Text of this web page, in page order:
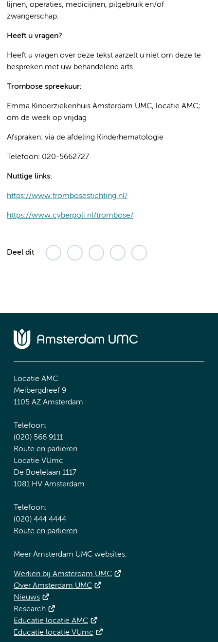
lijnen, operaties, medicijnen, pilgebruik en/of
zwangerschap.
Heeft u vragen?
Heeft u vragen over deze tekst aarzelt u niet om deze te
bespreken met uw behandelend arts.
Trombose spreekuur:
Emma Kinderziekenhuis Amsterdam UMC, locatie AMC;
om de week op vrijdag
Afspraken: via de afdeling Kinderhematologie
Telefoon: 020-5662727
Nuttige links:
https://www.trombosestichting.nl/
https://www.cyberpoli.nl/trombose/
Deel dit
Locatie AMC
Meibergdreef 9
1105 AZ Amsterdam
Telefoon:
(020) 566 9111
Route en parkeren
Locatie VUmc
De Boelelaan 1117
1081 HV Amsterdam
Telefoon:
(020) 444 4444
Route en parkeren
Meer Amsterdam UMC websites:
Werken bij Amsterdam UMC
Over Amsterdam UMC
Nieuws
Research
Educatie locatie AMC
Educatie locatie VUmc